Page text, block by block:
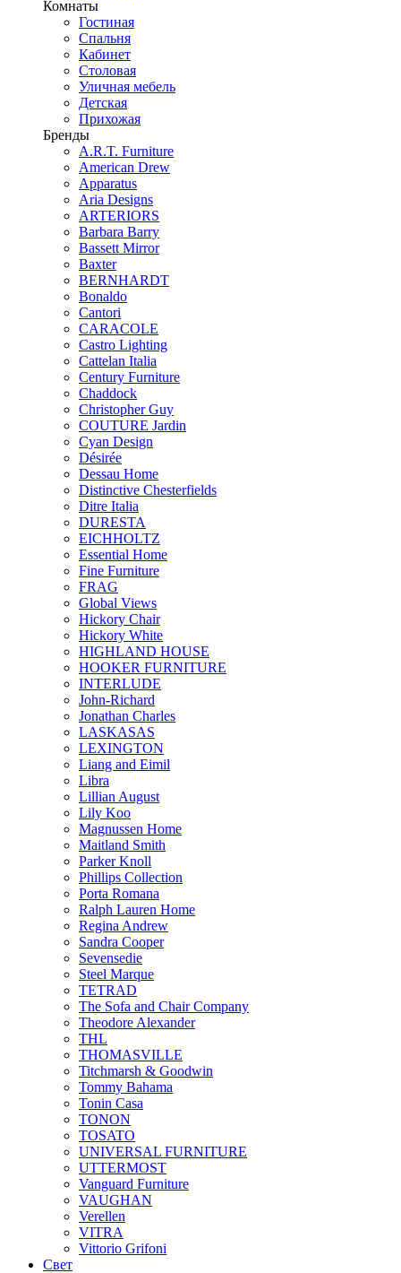
Комнаты
Гостиная
Спальня
Кабинет
Столовая
Уличная мебель
Детская
Прихожая
Бренды
A.R.T. Furniture
American Drew
Apparatus
Aria Designs
ARTERIORS
Barbara Barry
Bassett Mirror
Baxter
BERNHARDT
Bonaldo
Cantori
CARACOLE
Castro Lighting
Cattelan Italia
Century Furniture
Chaddock
Christopher Guy
COUTURE Jardin
Cyan Design
Désirée
Dessau Home
Distinctive Chesterfields
Ditre Italia
DURESTA
EICHHOLTZ
Essential Home
Fine Furniture
FRAG
Global Views
Hickory Chair
Hickory White
HIGHLAND HOUSE
HOOKER FURNITURE
INTERLUDE
John-Richard
Jonathan Charles
LASKASAS
LEXINGTON
Liang and Eimil
Libra
Lillian August
Lily Koo
Magnussen Home
Maitland Smith
Parker Knoll
Phillips Collection
Porta Romana
Ralph Lauren Home
Regina Andrew
Sandra Cooper
Sevensedie
Steel Marque
TETRAD
The Sofa and Chair Company
Theodore Alexander
THL
THOMASVILLE
Titchmarsh & Goodwin
Tommy Bahama
Tonin Casa
TONON
TOSATO
UNIVERSAL FURNITURE
UTTERMOST
Vanguard Furniture
VAUGHAN
Verellen
VITRA
Vittorio Grifoni
Свет